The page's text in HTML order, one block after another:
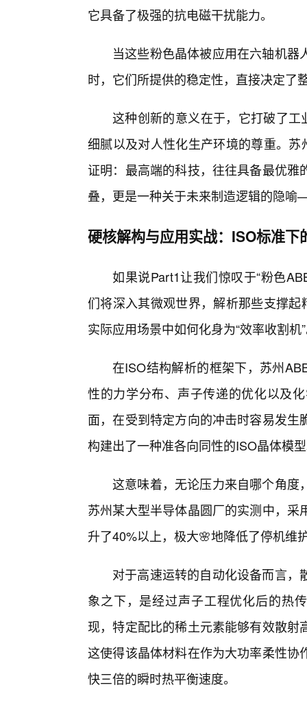
它具备了极强的抗电磁干扰能力。
当这些粉色晶体被应用在六轴机
时，它们所提供的稳定性，直接决定了
这种创新的意义在于，它打破了工
细腻以及对人性化生产环境的尊重。
证明：最高端的科技，往往具备最优
叠，更是一种关于未来制造逻辑的隐
硬核解构与应用实战：ISO标准下
如果说Part1让我们惊叹于“粉色
们将深入其微观世界，解析那些支撑
实际应用场景中如何化身为“效率收割机
在ISO结构解析的框架下，苏州
性的力学分布、声子传递的优化以及
面，在受到特定方向的冲击时容易发
构建出了一种准各向同性的ISO晶体模
这意味着，无论压力来自哪个角度
苏州某大型半导体晶圆厂的实测中，
升了40%以上，极大🌸地降低了停机维
对于高速运转的自动化设备而言
象之下，是经过声子工程优化后的热
现，特定配比的稀土元素能够有效散
这使得该晶体材料在作为大功率柔性
快三倍的瞬时热平衡速度。